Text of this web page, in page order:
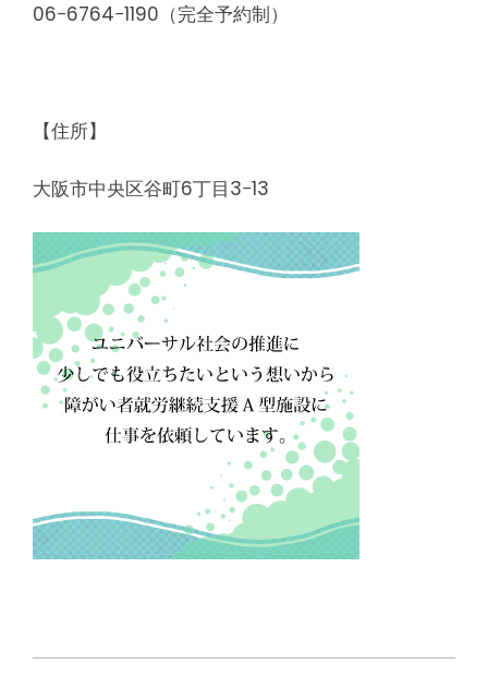
06−6764−1190（完全予約制）
【住所】
大阪市中央区谷町6丁目3−13